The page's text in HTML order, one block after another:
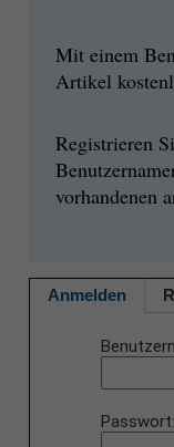
Mit einem
Artikel
Registrieren
vorhandenen
Anmelden
Passwort